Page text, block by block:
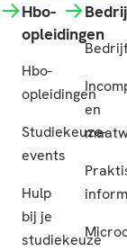
Hbo-
opleidingen
Hbo-
opleidingen
Studiekeuze-
events
Hulp
bij je
studiekeuze
en